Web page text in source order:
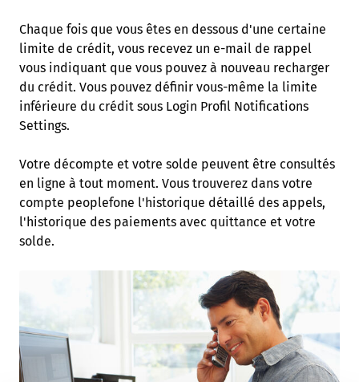
Chaque fois que vous êtes en dessous d'une certaine
limite de crédit, vous recevez un e-mail de rappel
vous indiquant que vous pouvez à nouveau recharger
du crédit. Vous pouvez définir vous-même la limite
inférieure du crédit sous Login Profil Notifications
Settings.
Votre décompte et votre solde peuvent être consultés
en ligne à tout moment. Vous trouverez dans votre
compte peoplefone l'historique détaillé des appels,
l'historique des paiements avec quittance et votre
solde.